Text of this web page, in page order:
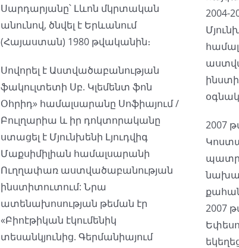
Սարդարյանը՝ Լևոն մկրտական
անունով, ծնվել է Երևանում
(Հայաստան) 1980 թվականին։
Սովորել է Աստվածաբանության
ֆակուլտետի Սբ. Կլեմենտ ֆոն
Օհրիդ» համալսարանը Սոֆիայում /
Բուլղարիա և իր դոկտորականը
ստացել է Մյունխենի Լյուդվիգ
Մաքսիմիլիան համալսարանի
Ուղղափառ աստվածաբանության
ինստիտուտում: Նրա
ատենախոսության թեման էր
«Բիոէթիկան էկումենիկ
տեսանկյունից. Գերմանիայում
2004-
2007
2007